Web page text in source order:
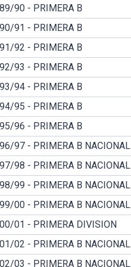
90 - PRIMERA B
91 - PRIMERA B
92 - PRIMERA B
93 - PRIMERA B
94 - PRIMERA B
95 - PRIMERA B
96 - PRIMERA B
97 - PRIMERA B NACIONAL
98 - PRIMERA B NACIONAL
99 - PRIMERA B NACIONAL
00 - PRIMERA B NACIONAL
01 - PRIMERA DIVISION
02 - PRIMERA B NACIONAL
03 - PRIMERA B NACIONAL